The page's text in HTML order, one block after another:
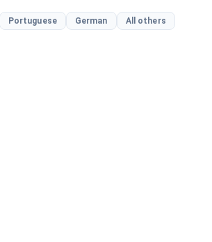
Portuguese German All others